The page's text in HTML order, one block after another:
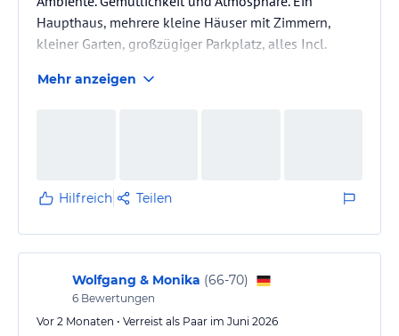
Haupthaus, mehrere kleine Häuser mit Zimmern,
kleiner Garten, großzügiger Parkplatz, alles Incl.
Mehr anzeigen
Hilfreich Teilen
Wolfgang & Monika (66-70)
6 Bewertungen
Vor 2 Monaten • Verreist als Paar im Juni 2026